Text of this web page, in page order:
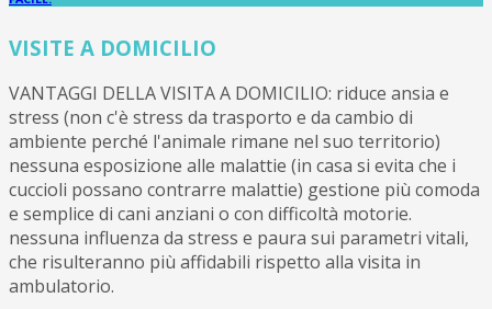
VISITE A DOMICILIO
VANTAGGI DELLA VISITA A DOMICILIO: riduce ansia e
stress (non c'è stress da trasporto e da cambio di
ambiente perché l'animale rimane nel suo territorio)
nessuna esposizione alle malattie (in casa si evita che i
cuccioli possano contrarre malattie) gestione più comoda
e semplice di cani anziani o con difficoltà motorie.
nessuna influenza da stress e paura sui parametri vitali,
che risulteranno più affidabili rispetto alla visita in
ambulatorio.